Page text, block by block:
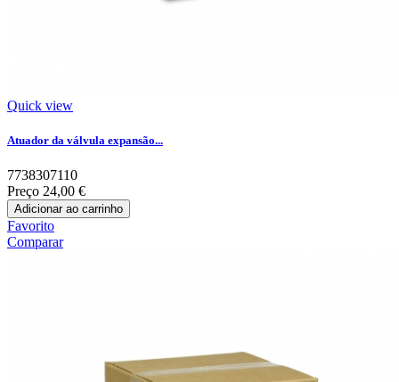
Quick view
Atuador da válvula expansão...
7738307110
Preço 24,00 €
Adicionar ao carrinho
Favorito
Comparar